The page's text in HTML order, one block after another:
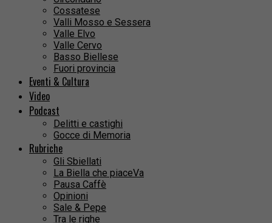
Cossatese
Valli Mosso e Sessera
Valle Elvo
Valle Cervo
Basso Biellese
Fuori provincia
Eventi & Cultura
Video
Podcast
Delitti e castighi
Gocce di Memoria
Rubriche
Gli Sbiellati
La Biella che piaceVa
Pausa Caffè
Opinioni
Sale & Pepe
Tra le righe